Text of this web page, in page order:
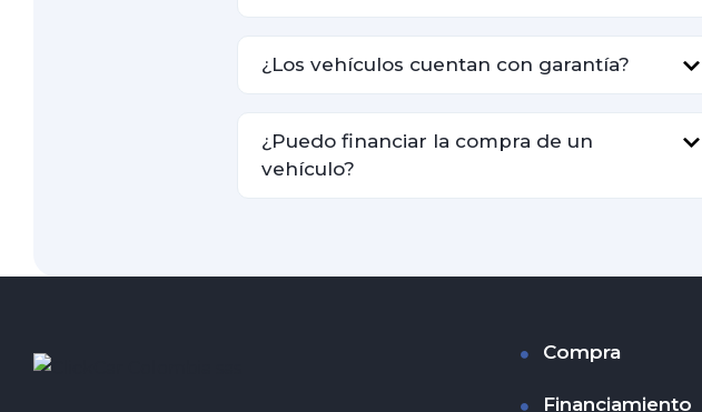
¿Los vehículos cuentan con garantía?
¿Puedo financiar la compra de un
vehículo?
Compra
Financiamiento